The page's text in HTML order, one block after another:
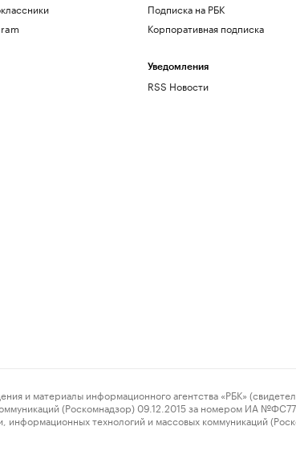
Подписка на РБК
Корпоративная подписка
Уведомления
RSS Новости
информационного агентства «РБК»
(Роскомнадзор) 09.12.2015 за номером ИА
технологий и массовых коммуникаций